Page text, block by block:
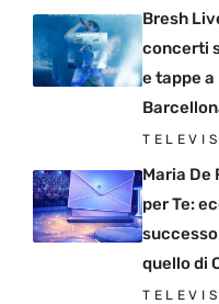
Bresh
concerti
e tappe a
Maria De
per Te:
quello di